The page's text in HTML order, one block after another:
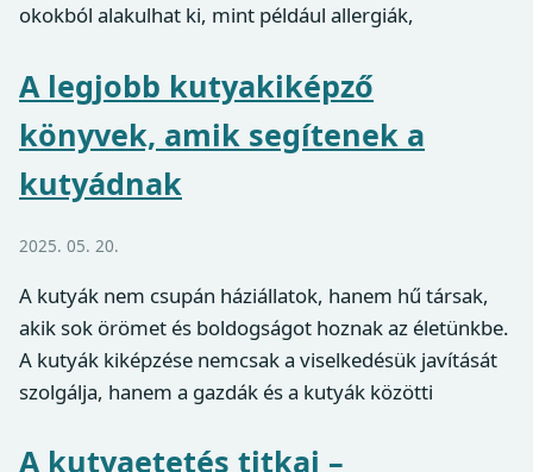
okokból alakulhat ki, mint például allergiák,
A legjobb kutyakiképző
könyvek, amik segítenek a
kutyádnak
2025. 05. 20.
A kutyák nem csupán háziállatok, hanem hű társak,
akik sok örömet és boldogságot hoznak az életünkbe.
A kutyák kiképzése nemcsak a viselkedésük javítását
szolgálja, hanem a gazdák és a kutyák közötti
A kutyaetetés titkai –